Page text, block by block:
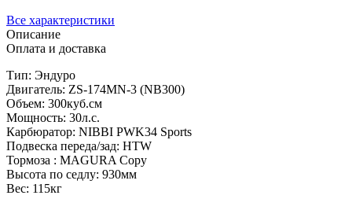
Все характеристики
Описание
Оплата и доставка
Тип: Эндуро
Двигатель: ZS-174MN-3 (NB300)
Объем: 300куб.см
Мощность: 30л.с.
Карбюратор: NIBBI PWK34 Sports
Подвеска переда/зад: HTW
Тормоза : MAGURA Copy
Высота по седлу: 930мм
Вес: 115кг